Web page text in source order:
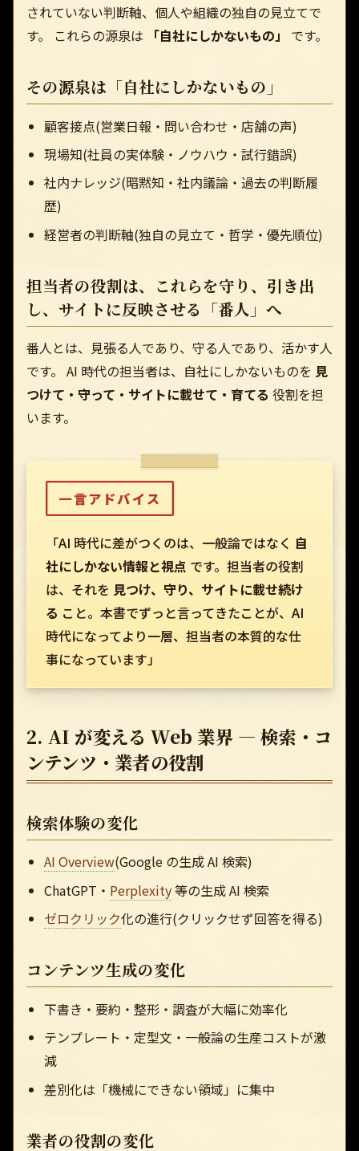
されていない判断軸、個人や組織の独自の見立てで
す。 これらの源泉は
「自社にしかないもの」 です。
その源泉は「自社にしかないもの」
顧客接点(営業日報・問い合わせ・店舗の声)
現場知(社員の実体験・ノウハウ・試行錯誤)
社内ナレッジ(暗黙知・社内議論・過去の判断履
歴)
経営者の判断軸(独自の見立て・哲学・優先順位)
担当者の役割は、これらを守り、引き出
し、サイトに反映させる「番人」へ
番人とは、見張る人であり、守る人であり、活かす人
です。 AI 時代の担当者は、自社にしかないものを 見
つけて・守って・サイトに載せて・育てる 役割を担
います。
一言アドバイス
「AI 時代に差がつくのは、一般論ではなく 自
社にしかない情報と視点 です。担当者の役割
は、それを 見つけ、守り、サイトに載せ続け
る こと。本書でずっと言ってきたことが、AI
時代になってより一層、担当者の本質的な仕
事になっています」
2. AI が変える Web 業界 — 検索・コ
ンテンツ・業者の役割
検索体験の変化
AI Overview(Google の生成 AI 検索)
ChatGPT・ Perplexity等の生成 AI 検索
ゼロクリック化の進行(クリックせず回答を得る)
コンテンツ生成の変化
下書き・要約・整形・調査が大幅に効率化
テンプレート・定型文・一般論の生産コストが激
減
差別化は「機械にできない領域」に集中
業者の役割の変化